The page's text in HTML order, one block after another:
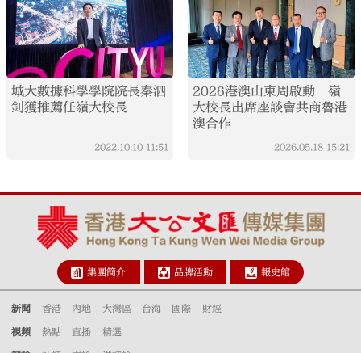
城大數據科學學院院長秦泗
釗獲推薦任嶺大校長
2022.10.10 11:51
2026港澳山東周啟動 嶺
大校長出席座談會共商魯港
澳合作
2026.05.18 15:21
集團簡介 品牌活動 報史館
新聞 香港 內地 大灣區 台海 國際 財經
視頻 熱點 直播 精選